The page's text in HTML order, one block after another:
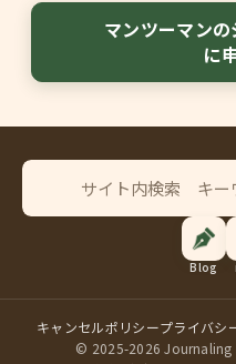
マンツーマン
に
Blog
キャンセルポリシープライバシ
© 2025-2026 Journaling